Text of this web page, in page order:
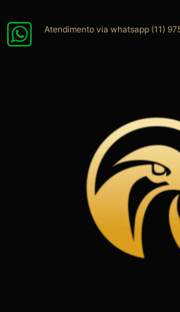
para
Atendimento via whatsapp (11)